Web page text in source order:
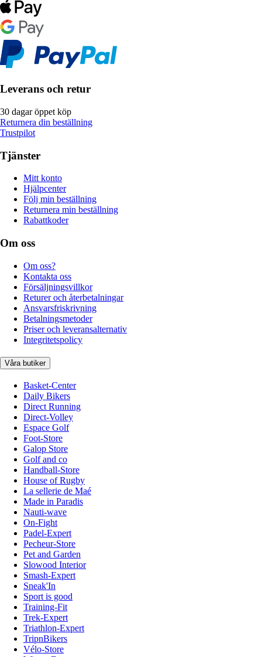
Leverans och retur
30 dagar öppet köp
Returnera din beställning
Trustpilot
Tjänster
Mitt konto
Hjälpcenter
Följ min beställning
Returnera min beställning
Rabattkoder
Om oss
Om oss?
Kontakta oss
Försäljningsvillkor
Returer och återbetalningar
Ansvarsfriskrivning
Betalningsmetoder
Priser och leveransalternativ
Integritetspolicy
Våra butiker
Basket-Center
Daily Bikers
Direct Running
Direct-Volley
Espace Golf
Foot-Store
Galop Store
Golf and co
Handball-Store
House of Rugby
La sellerie de Maé
Made in Paradis
Nauti-wave
On-Fight
Padel-Expert
Pecheur-Store
Pet and Garden
Slowood Interior
Smash-Expert
Sneak'In
Sport is good
Training-Fit
Trek-Expert
Triathlon-Expert
TripnBikers
Vélo-Store